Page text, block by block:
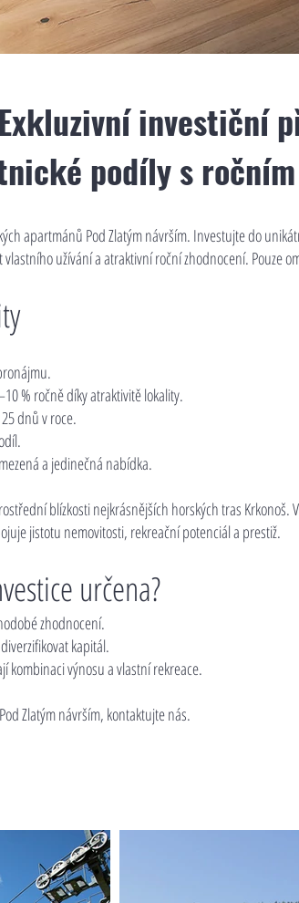
Exkluzivní investiční
podíly s
apartmánů Pod Zlatým návrším. Investujte do
užívání a atraktivní roční zhodnocení. Pouze
% ročně díky atraktivitě lokality.
dnů v roce.
a jedinečná nabídka.
blízkosti nejkrásnějších horských tras Krkonoš.
jistotu nemovitosti, rekreační potenciál a prestiž.
určena?
zhodnocení.
kapitál.
kombinaci výnosu a vlastní rekreace.
Zlatým návrším, kontaktujte nás.